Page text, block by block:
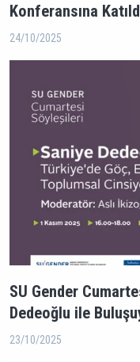
Konferansına
24/10/2025
SU Gender
Dedeoğlu ile
23/10/2025